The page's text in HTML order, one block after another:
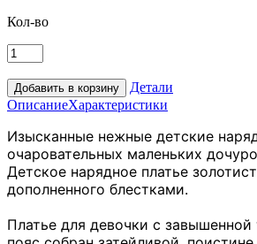
Кол-во
Детали
ОписаниеХарактеристики
Изысканные нежные детские
очаровательных маленьких
Детское нарядное платье
дополненного блестками.
Платье для девочки с завышенной